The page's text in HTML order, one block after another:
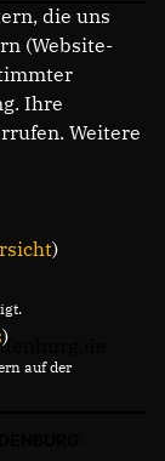
die uns
(Website-
Ihre
Weitere
)
)
auf der